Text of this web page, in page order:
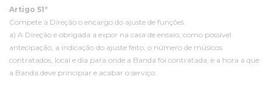
Artigo 51º
Compete à Direção o encargo do ajuste de funções.
a) A Direção é obrigada a expor na casa de ensaio, como possível
antecipação, a indicação do ajuste feito, o número de músicos
contratados, local e dia para onde a Banda foi contratada, e a hora a que
a Banda deve principiar e acabar o serviço.